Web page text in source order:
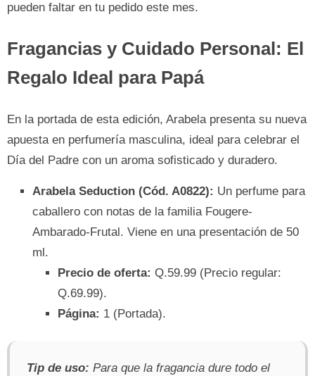
pueden faltar en tu pedido este mes.
Fragancias y Cuidado Personal: El
Regalo Ideal para Papá
En la portada de esta edición, Arabela presenta su nueva
apuesta en perfumería masculina, ideal para celebrar el
Día del Padre con un aroma sofisticado y duradero.
Arabela Seduction (Cód. A0822): Un perfume para
caballero con notas de la familia Fougere-
Ambarado-Frutal. Viene en una presentación de 50
ml.
Precio de oferta: Q.59.99 (Precio regular:
Q.69.99).
Página: 1 (Portada).
Tip de uso: Para que la fragancia dure todo el